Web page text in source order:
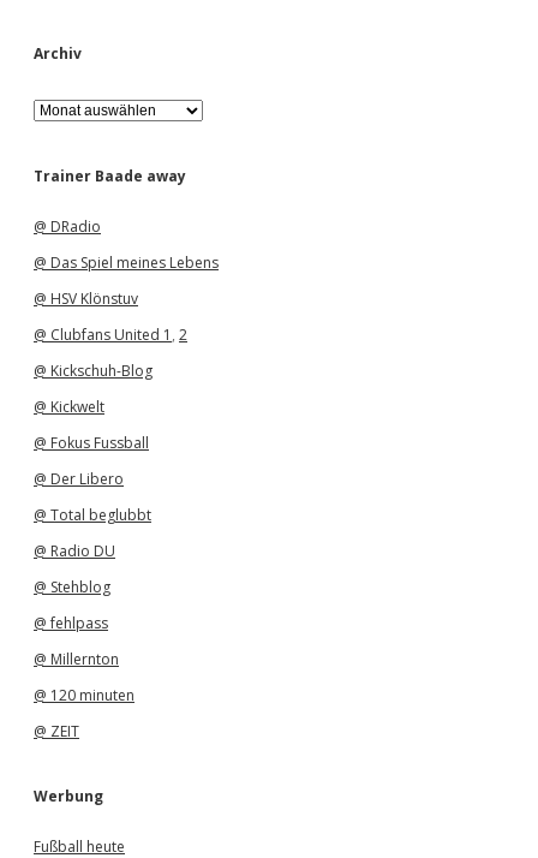
Archiv
A
r
h
Trainer Baade away
@ DRadio
@ Das Spiel meines Lebens
@ HSV Klönstuv
@ Clubfans United 1 , 2
@ Kickschuh-Blog
@ Kickwelt
@ Fokus Fussball
@ Der Libero
@ Total beglubbt
@ Radio DU
@ Stehblog
@ fehlpass
@ Millernton
@ 120 minuten
@ ZEIT
Werbung
Fußball heute